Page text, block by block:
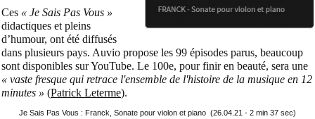
Ces « Je Sais Pas Vous »
didactiques et pleins
d’humour, ont été diffusés
dans plusieurs pays. Auvio propose les 99 épisodes parus, beaucoup
sont disponibles sur YouTube. Le 100e, pour finir en beauté, sera une
« vaste fresque qui retrace l'ensemble de l'histoire de la musique en 12
minutes » (Patrick Leterme).
Je Sais Pas Vous : Franck, Sonate pour violon et piano (26.04.21 - 2 min 37 sec)